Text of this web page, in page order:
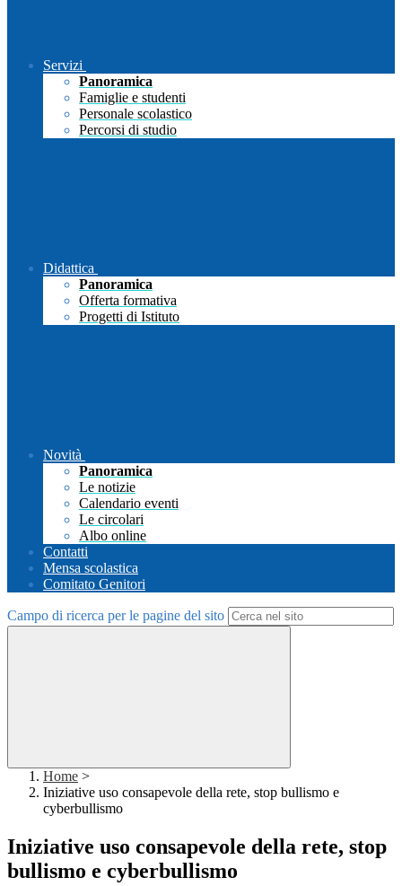
Servizi
Panoramica
Famiglie e studenti
Personale scolastico
Percorsi di studio
Didattica
Panoramica
Offerta formativa
Progetti di Istituto
Novità
Panoramica
Le notizie
Calendario eventi
Le circolari
Albo online
Contatti
Mensa scolastica
Comitato Genitori
Campo di ricerca per le pagine del sito
Home >
Iniziative uso consapevole della rete, stop bullismo e
cyberbullismo
Iniziative uso consapevole della rete, stop
bullismo e cyberbullismo